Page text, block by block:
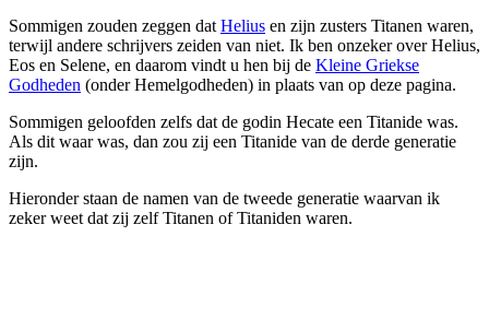
Sommigen zouden zeggen dat Helius en zijn zusters Titanen waren,
terwijl andere schrijvers zeiden van niet. Ik ben onzeker over Helius,
Eos en Selene, en daarom vindt u hen bij de Kleine Griekse
Godheden (onder Hemelgodheden) in plaats van op deze pagina.
Sommigen geloofden zelfs dat de godin Hecate een Titanide was.
Als dit waar was, dan zou zij een Titanide van de derde generatie
zijn.
Hieronder staan de namen van de tweede generatie waarvan ik
zeker weet dat zij zelf Titanen of Titaniden waren.